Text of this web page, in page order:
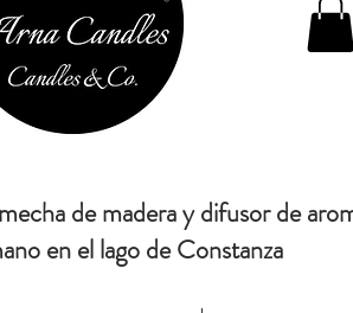
de madera y difusor de
en el lago de Constanza